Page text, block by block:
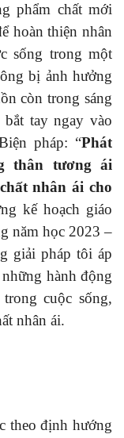
phẩm chất mới
hoàn thiện nhân
sống trong một
bị ảnh hưởng
còn trong sáng
tay ngay vào
pháp: “Phát
thân tương ái
nhân ái cho
kế hoạch giáo
năm học 2023 –
giải pháp tôi áp
hành động
cuộc sống,
nhân ái.
theo định hướng